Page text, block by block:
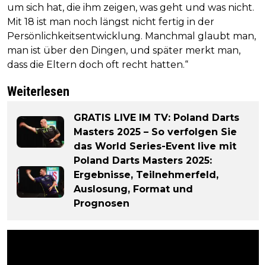
um sich hat, die ihm zeigen, was geht und was nicht.
Mit 18 ist man noch längst nicht fertig in der
Persönlichkeitsentwicklung. Manchmal glaubt man,
man ist über den Dingen, und später merkt man,
dass die Eltern doch oft recht hatten.“
Weiterlesen
GRATIS LIVE IM TV: Poland Darts
Masters 2025 – So verfolgen Sie
das World Series-Event live mit
Poland Darts Masters 2025:
Ergebnisse, Teilnehmerfeld,
Auslosung, Format und
Prognosen